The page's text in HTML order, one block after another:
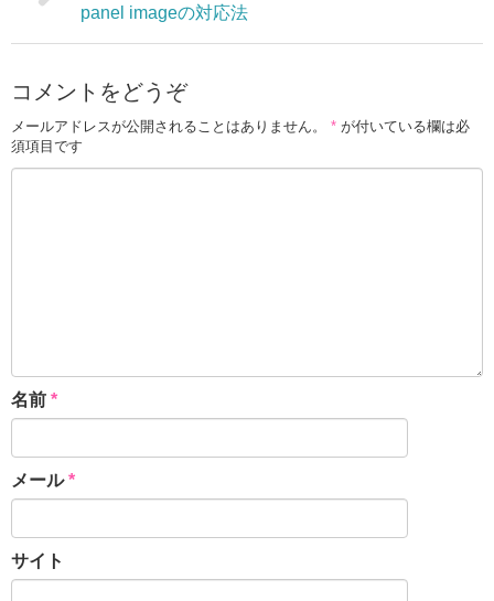
panel imageの対応法
コメントをどうぞ
メールアドレスが公開されることはありません。 * が付いている欄は必
須項目です
名前 *
メール*
サイト